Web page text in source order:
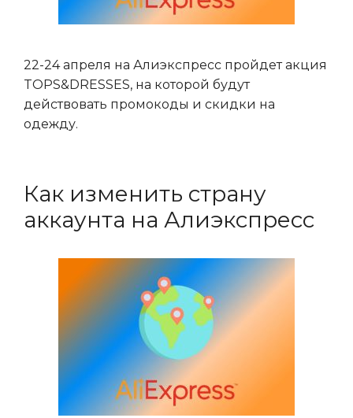
22-24 апреля на Алиэкспресс пройдет акция
TOPS&DRESSES, на которой будут
действовать промокоды и скидки на
одежду.
Как изменить страну
аккаунта на Алиэкспресс